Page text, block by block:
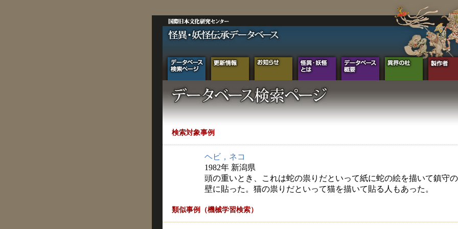
検索対象事例
ヘビ，ネコ
1982年 新潟県
頭の重いとき、これは蛇の祟りだといって紙に蛇の絵を描いて鎮守
壁に貼った。猫の祟りだといって猫を描いて貼る人もあった。
類似事例（機械学習検索）